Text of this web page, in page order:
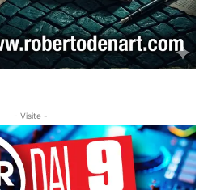
- Visite -